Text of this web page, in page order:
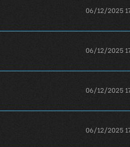
06/12/2025
06/12/2025
06/12/2025
06/12/2025